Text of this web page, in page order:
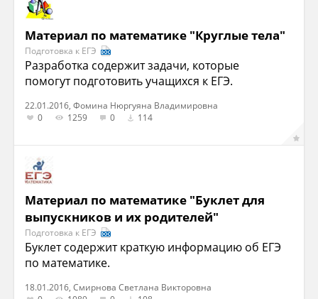
Материал по математике "Круглые тела"
Подготовка к ЕГЭ
Разработка содержит задачи, которые
помогут подготовить учащихся к ЕГЭ.
22.01.2016, Фомина Нюргуяна Владимировна
0
1259 0 114
Материал по математике "Буклет для
выпускников и их родителей"
Подготовка к ЕГЭ
Буклет содержит краткую информацию об ЕГЭ
по математике.
18.01.2016, Смирнова Светлана Викторовна